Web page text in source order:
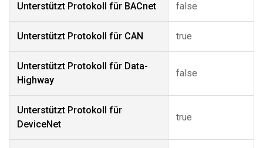
Unterstützt Protokoll für BACnet false
Unterstützt Protokoll für CAN true
Unterstützt Protokoll für Data-
Highway
false
Unterstützt Protokoll für
DeviceNet
true